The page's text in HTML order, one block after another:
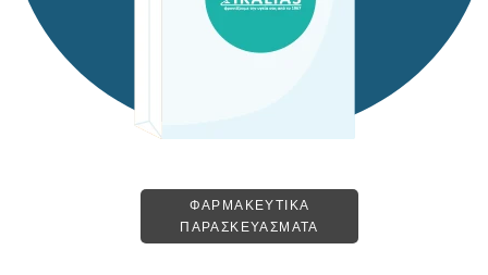
ΦΑΡΜΑΚΕΥΤΙΚΑ
ΠΑΡΑΣΚΕΥΑΣΜΑΤΑ